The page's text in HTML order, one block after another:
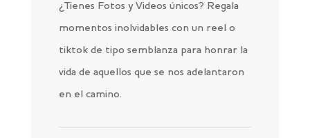
¿Tienes Fotos y Videos únicos? Regala
momentos inolvidables con un reel o
tiktok de tipo semblanza para honrar la
vida de aquellos que se nos adelantaron
en el camino.